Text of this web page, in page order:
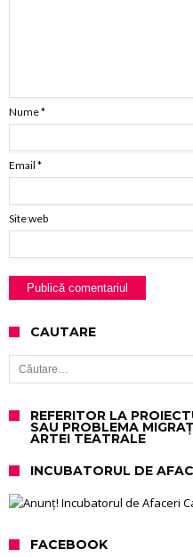
Nume*
Email *
Site web
CAUTARE
Caută după:
REFERITOR LA
SAU PROBLEMA
ARTEI TEATRALE
INCUBATORUL DE
FACEBOOK